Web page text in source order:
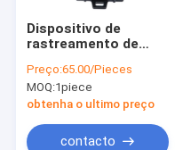
Contacte-nos
Notícias
Dispositivo de
rastreamento de
monitor de
temperatura e
umidade Bluetooth
Preço:65.00/Pieces
MOQ:1piece
obtenha o ultimo preço
contacto